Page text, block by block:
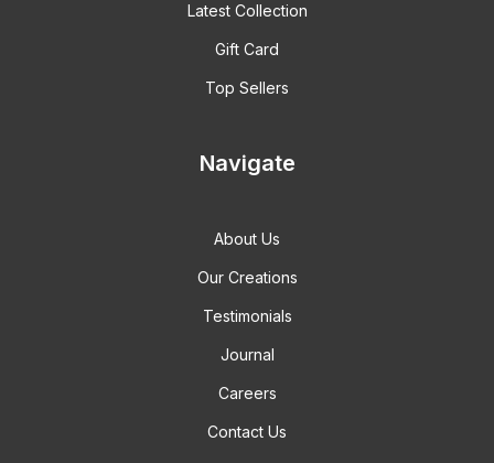
Latest Collection
Gift Card
Top Sellers
Navigate
About Us
Our Creations
Testimonials
Journal
Careers
Contact Us